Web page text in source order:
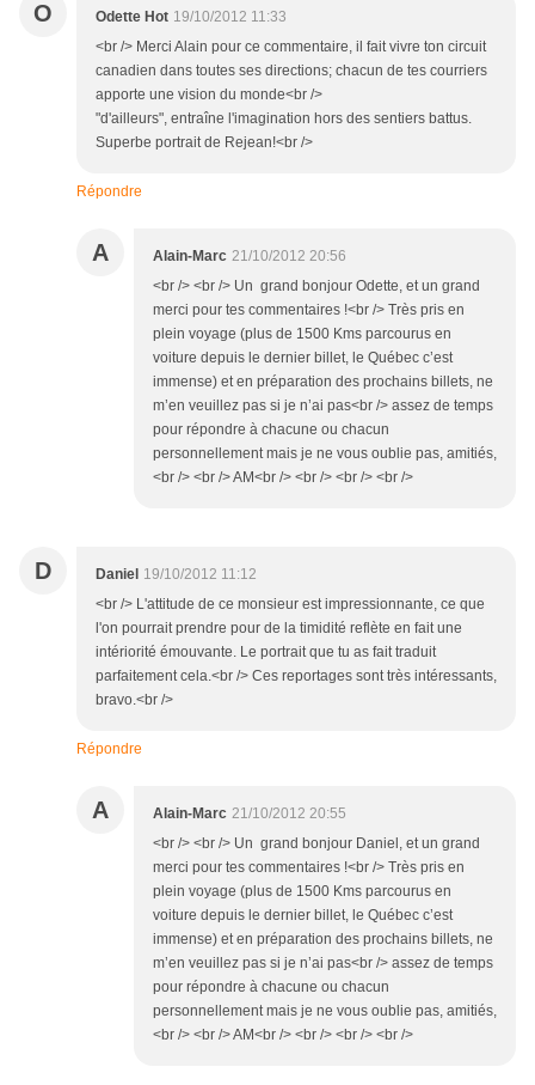
O Odette Hot 19/10/2012 11:33
<br /> Merci Alain pour ce commentaire, il fait vivre ton circuit
canadien dans toutes ses directions; chacun de tes courriers
apporte une vision du monde<br />
"d'ailleurs", entraîne l'imagination hors des sentiers battus.
Superbe portrait de Rejean!<br />
Répondre
A Alain-Marc 21/10/2012 20:56
<br /> <br /> Un grand bonjour Odette, et un grand
merci pour tes commentaires !<br /> Très pris en
plein voyage (plus de 1500 Kms parcourus en
voiture depuis le dernier billet, le Québec c’est
immense) et en préparation des prochains billets, ne
m’en veuillez pas si je n’ai pas<br /> assez de temps
pour répondre à chacune ou chacun
personnellement mais je ne vous oublie pas, amitiés,
<br /> <br /> AM<br /> <br /> <br /> <br />
D Daniel 19/10/2012 11:12
<br /> L'attitude de ce monsieur est impressionnante, ce que
l'on pourrait prendre pour de la timidité reflète en fait une
intériorité émouvante. Le portrait que tu as fait traduit
parfaitement cela.<br /> Ces reportages sont très intéressants,
bravo.<br />
Répondre
A Alain-Marc 21/10/2012 20:55
<br /> <br /> Un grand bonjour Daniel, et un grand
merci pour tes commentaires !<br /> Très pris en
plein voyage (plus de 1500 Kms parcourus en
voiture depuis le dernier billet, le Québec c’est
immense) et en préparation des prochains billets, ne
m’en veuillez pas si je n’ai pas<br /> assez de temps
pour répondre à chacune ou chacun
personnellement mais je ne vous oublie pas, amitiés,
<br /> <br /> AM<br /> <br /> <br /> <br />